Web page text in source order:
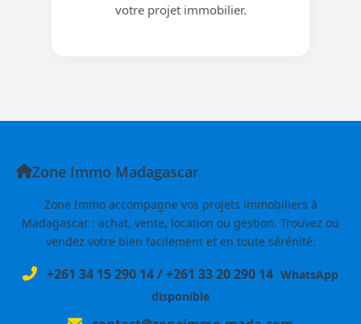
votre projet immobilier.
Zone Immo Madagascar
Zone Immo accompagne vos projets immobiliers à
Madagascar : achat, vente, location ou gestion. Trouvez ou
vendez votre bien facilement et en toute sérénité.
+261 34 15 290 14/+261 33 20 290 14 WhatsApp
disponible